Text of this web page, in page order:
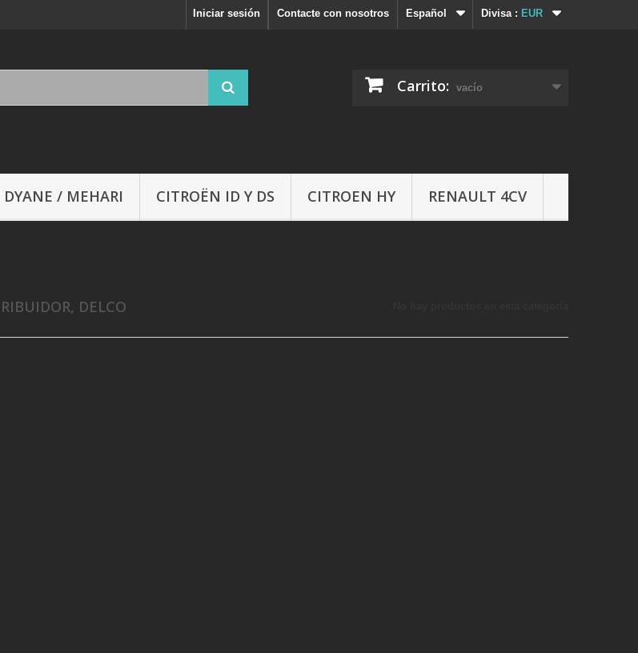
Divisa : EUR
Español
Contacte con nosotros
Iniciar sesión
Carrito: vacío
/ MEHARI CITROËN ID Y DS CITROEN HY RENAULT 4CV
DELCO